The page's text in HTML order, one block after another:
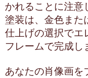
かれることに注意
塗装は、金色また
仕上げの選択でエ
フレームで完成し
あなたの肖像画を